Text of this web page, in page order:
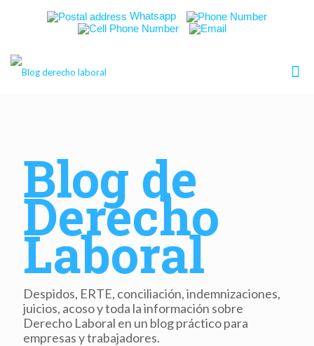
Whatsapp
Blog de
Derecho
Laboral
Despidos, ERTE, conciliación, indemnizaciones,
juicios, acoso y toda la información sobre
Derecho Laboral en un blog práctico para
empresas y trabajadores.